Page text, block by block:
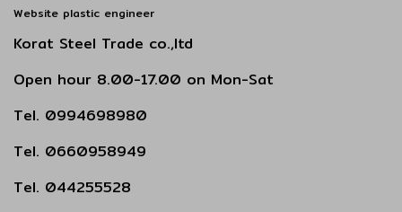
Website plastic engineer
Korat Steel Trade co.,ltd
Open hour 8.00-17.00 on Mon-Sat
Tel. 0994698980
Tel. 0660958949
Tel. 044255528